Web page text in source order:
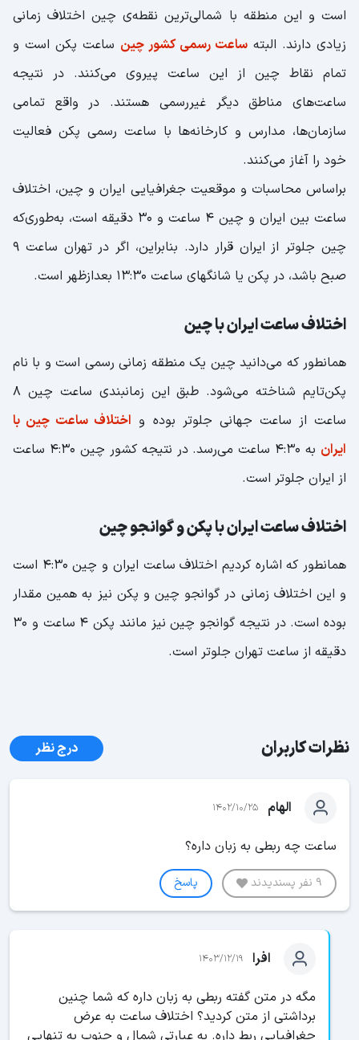
است و این منطقه با شمالی‌ترین نقطه‌ی چین اختلاف زمانی
زیادی دارند. البته ساعت رسمی کشور چین ساعت پکن است و
تمام نقاط چین از این ساعت پیروی می‌کنند. در نتیجه
ساعت‌های مناطق دیگر غیررسمی هستند. در واقع تمامی
سازمان‌ها، مدارس و کارخانه‌ها با ساعت رسمی پکن فعالیت
خود را آغاز می‌کنند.
براساس محاسبات و موقعیت جغرافیایی ایران و چین، اختلاف
ساعت بین ایران و چین ۴ ساعت و ۳۰ دقیقه است، به‌طوری‌که
چین جلوتر از ایران قرار دارد. بنابراین، اگر در تهران ساعت ۹
صبح باشد، در پکن یا شانگهای ساعت ۱۳:۳۰ بعدازظهر است.
اختلاف ساعت ایران با چین
همانطور که می‌دانید چین یک منطقه زمانی رسمی است و با نام
پکن‌تایم شناخته می‌شود. طبق این زمانبندی ساعت چین ۸
ساعت از ساعت جهانی جلوتر بوده و اختلاف ساعت چین با
ایران
به ۴:۳۰ ساعت می‌رسد. در نتیجه کشور چین ۴:۳۰ ساعت
از ایران جلوتر است.
اختلاف ساعت ایران با پکن و گوانجو چین
همانطور که اشاره کردیم اختلاف ساعت ایران و چین ۴:۳۰ است
و این اختلاف زمانی در گوانجو چین و پکن نیز به همین مقدار
بوده است. در نتیجه گوانجو چین نیز مانند پکن ۴ ساعت و ۳۰
دقیقه از ساعت تهران جلوتر است.
نظرات کاربران درج نظر
الهام 1402/10/25
ساعت چه ربطی به زبان داره؟
9 نفر پسندیدند پاسخ
افرا 1403/12/19
مگه در متن گفته ربطی به زبان داره که شما چنین
برداشتی از متن کردید؟ اختلاف ساعت به عرض
جغرافیایی ربط داره. به عبارتی شمال و جنوب به تنهایی